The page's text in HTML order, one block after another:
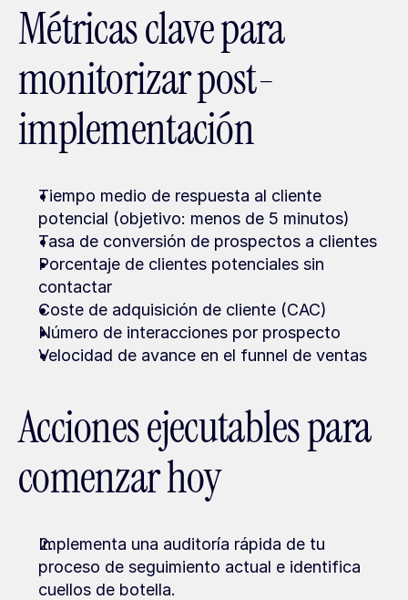
Métricas clave para
monitorizar post-
implementación
Tiempo medio de respuesta al cliente
potencial (objetivo: menos de 5 minutos)
Tasa de conversión de prospectos a clientes
Porcentaje de clientes potenciales sin
contactar
Coste de adquisición de cliente (CAC)
Número de interacciones por prospecto
Velocidad de avance en el funnel de ventas
Acciones ejecutables para
comenzar hoy
Implementa una auditoría rápida de tu
proceso de seguimiento actual e identifica
cuellos de botella.